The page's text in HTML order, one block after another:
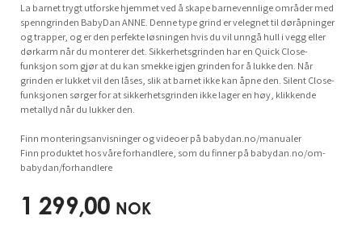
La barnet trygt utforske hjemmet ved å skape barnevennlige områder med
spenngrinden BabyDan ANNE. Denne type grind er velegnet til døråpninger
og trapper, og er den perfekte løsningen hvis du vil unngå hull i vegg eller
dørkarm når du monterer det. Sikkerhetsgrinden har en Quick Close-
funksjon som gjør at du kan smekke igjen grinden for å lukke den. Når
grinden er lukket vil den låses, slik at barnet ikke kan åpne den. Silent Close-
funksjonen sørger for at sikkerhetsgrinden ikke lager en høy, klikkende
metallyd når du lukker den.
Finn monteringsanvisninger og videoer på babydan.no/manualer
Finn produktet hos våre forhandlere, som du finner på babydan.no/om-
babydan/forhandlere
1 299,00 NOK